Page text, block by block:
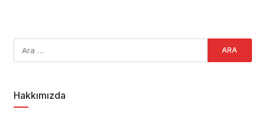
Hakkımızda